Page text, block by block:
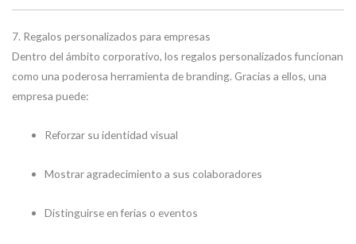
7. Regalos personalizados para empresas
Dentro del ámbito corporativo, los regalos personalizados funcionan
como una poderosa herramienta de branding. Gracias a ellos, una
empresa puede:
Reforzar su identidad visual
Mostrar agradecimiento a sus colaboradores
Distinguirse en ferias o eventos